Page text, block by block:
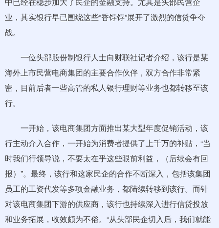
业，其实银行早已围绕这些“香饽饽”展开了激烈的信贷争夺
战。
一位头部股份制银行人士向财联社记者介绍，该行是某
海外上市民营电商集团的主要合作伙伴，双方合作非常紧
密，目前后者一些高管的私人银行理财等业务也都转移至该
行。
一开始，该电商集团方面推出某大型年度促销活动，该
行主动介入合作，一开始为消费者提供了上千万的补贴，“当
时我们行领导说，不要太在乎这些眼前利益，（后续会有回
报）”。最终，该行和这家民企的合作不断深入，包括该集团
员工的工资代发等多项金融业务，都陆续转移到该行。而针
对该电商集团下游的供应商，该行也持续深入进行信贷投放
和业务拓展，收效颇为不俗。“从头部民企切入后，我们就能